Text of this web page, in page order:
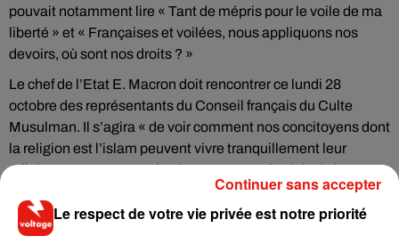
pouvait notamment lire « Tant de mépris pour le voile de ma
liberté » et « Françaises et voilées, nous appliquons nos
devoirs, où sont nos droits ? »
Le chef de l’Etat E. Macron doit rencontrer ce lundi 28
octobre des représentants du Conseil français du Culte
Musulman. Il s’agira « de voir comment nos concitoyens dont
la religion est l’islam peuvent vivre tranquillement leur
religion en respectant absolument toutes les lois de la
l’Elysée.
Le respect de votre vie privée est notre priorité
Continuer sans accepter